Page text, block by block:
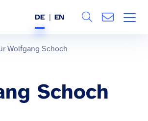
DE EN
Wolfgang Schoch
Schoch